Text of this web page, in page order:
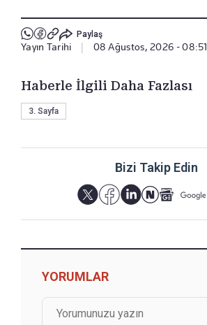
Paylaş
Yayın Tarihi 08 Ağustos, 2026 - 08:51
Haberle İlgili Daha Fazlası
3. Sayfa
Bizi Takip Edin
YORUMLAR